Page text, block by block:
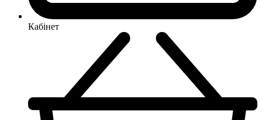
Кабінет